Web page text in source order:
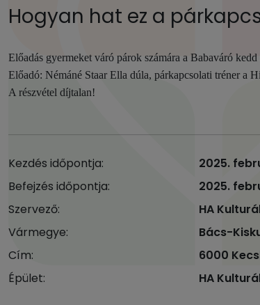
Hogyan hat ez a
Előadás gyermeket váró párok számára a Babaváró kedd
Előadó: Némáné Staar Ella dúla, párkapcsolati tréner a
A részvétel díjtalan!
Kezdés időpontja:
2025.
Befejzés időpontja:
2025.
Szervező:
HA
Vármegye:
Bács-
Cím:
6000
Épület:
HA